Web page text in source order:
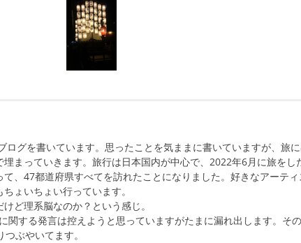
ログを書いています。思ったことを気ままに書いていますが、旅
埋まっていきます。旅行は日本国内が中心で、2022年6月に旅をし
て、47都道府県すべてを訪れたことになりました。好きなアーティ
ょいちょい行っています。
ど理系脳なのか？という感じ。
関する発言は控えようと思っていますがたまに漏れ出します。そ
ぶやいてます。